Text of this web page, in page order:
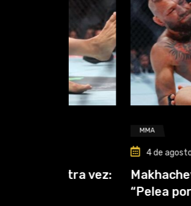
4 de agosto de 2026
Makhachev apuntó
“Pelea por dinero